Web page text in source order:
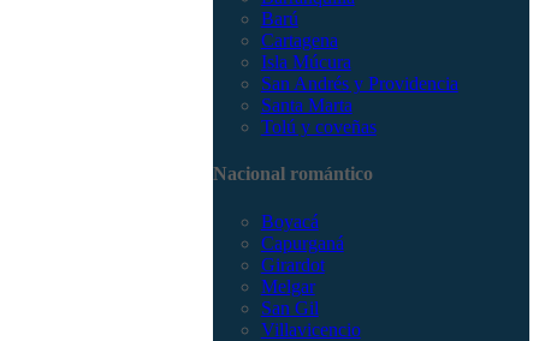
Barú
Cartagena
Isla Múcura
San Andrés y Providencia
Santa Marta
Tolú y coveñas
Nacional romántico
Boyacá
Capurganá
Girardot
Melgar
San Gil
Villavicencio